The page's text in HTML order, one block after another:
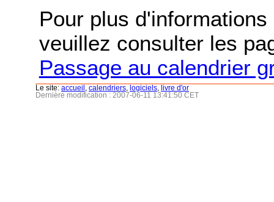
Pour plus
veuillez consulter les
Passage au calendrier
Le site: accueil calendriers logiciels
livre d'or
Dernière modification : 2007-06-11 13:41:50 CET